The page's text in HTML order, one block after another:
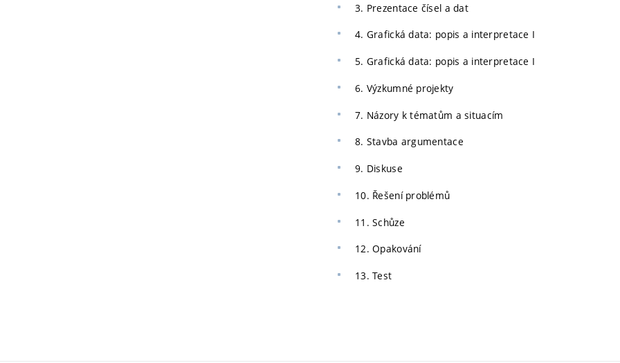
3. Prezentace čísel a dat
4. Grafická data: popis a interpretace I
5. Grafická data: popis a interpretace I
6. Výzkumné projekty
7. Názory k tématům a situacím
8. Stavba argumentace
9. Diskuse
10. Řešení problémů
11. Schůze
12. Opakování
13. Test